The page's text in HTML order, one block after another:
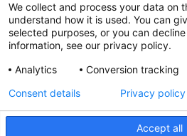
©2026 De Bergenske, all rights
We collect and process your data on
understand how it is used. You can
selected purposes, or you can
information, see our privacy policy.
Analytics
Conversion tracking
Accept all
Consent details Privacy policy